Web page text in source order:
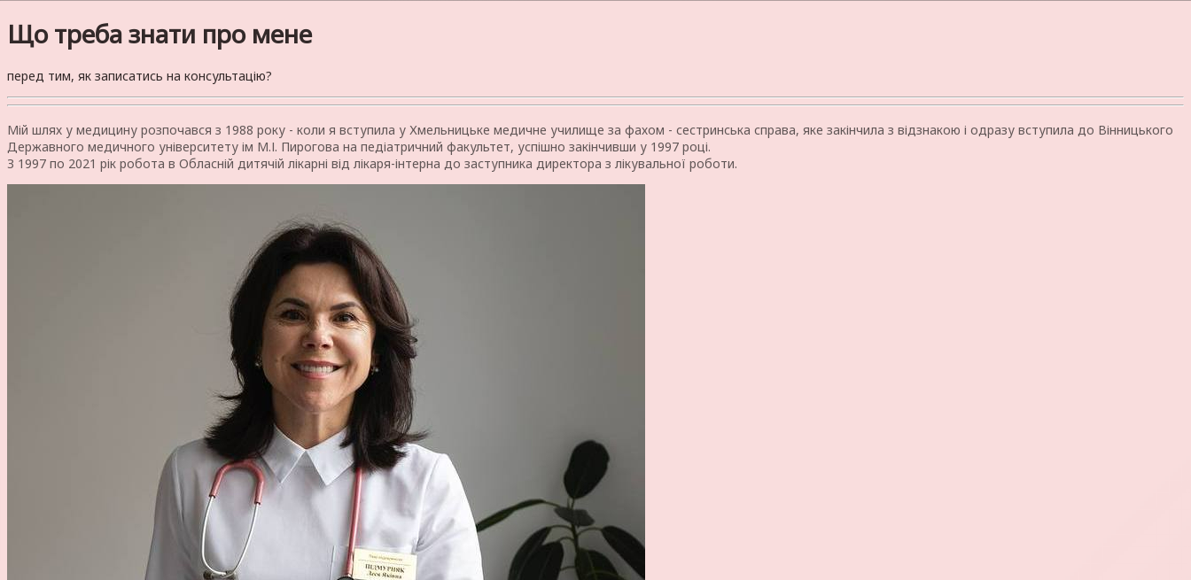
Що треба знати про мене
перед тим, як записатись на консультацію?
Мій шлях у медицину розпочався з 1988 року - коли я вступила у Хмельницьке медичне училище за фахом - сестринська справа, яке закінчила з відзнакою і одразу вступила до Вінницького
Державного медичного університету ім М.І. Пирогова на педіатричний факультет, успішно закінчивши у 1997 році.
З 1997 по 2021 рік робота в Обласній дитячій лікарні від лікаря-інтерна до заступника директора з лікувальної роботи.